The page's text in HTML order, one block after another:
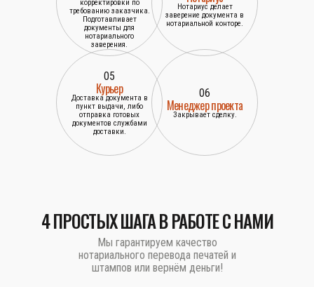
корректировки по
требованию заказчика.
Подготавливает
документы для
нотариального
заверения.
Нотариус делает
заверение документа в
нотариальной конторе.
05
Курьер
Доставка документа в
пункт выдачи, либо
отправка готовых
документов службами
доставки.
06
Менеджер проекта
Закрывает сделку.
4 ПРОСТЫХ ШАГА В РАБОТЕ С НАМИ
Мы гарантируем качество
нотариального перевода печатей и
штампов или вернём деньги!